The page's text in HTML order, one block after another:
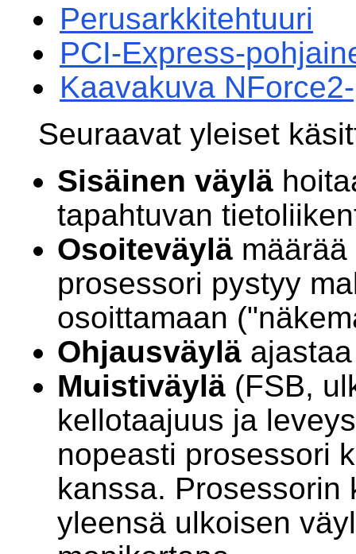
Perusarkkitehtuuri
PCI-Express-
Kaavakuva
Seuraavat yleiset
Sisäinen väylä
tapahtuvan
Osoiteväylä
prosessori pystyy
osoittamaan
Ohjausväylä
Muistiväylä (FSB,
kellotaajuus ja
nopeasti prosessori
kanssa. Prosessorin
yleensä ulkoisen